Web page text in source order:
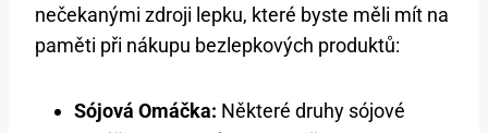
nečekanými zdroji lepku, které byste měli mít na
paměti při nákupu bezlepkových produktů:
Sójová Omáčka: Některé druhy sójové